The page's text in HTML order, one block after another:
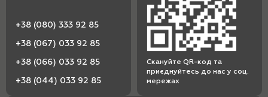
+38 (080) 333 92 85
+38 (067) 033 92 85
+38 (066) 033 92 85
+38 (044) 033 92 85
Скануйте QR-код та
приєднуйтесь до нас у соц.
мережах